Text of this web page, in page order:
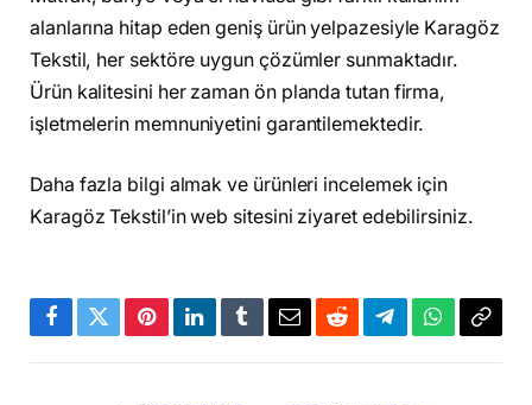
alanlarına hitap eden geniş ürün yelpazesiyle Karagöz
Tekstil, her sektöre uygun çözümler sunmaktadır.
Ürün kalitesini her zaman ön planda tutan firma,
işletmelerin memnuniyetini garantilemektedir.
Daha fazla bilgi almak ve ürünleri incelemek için
Karagöz Tekstil’in web sitesini ziyaret edebilirsiniz.
Facebook
TwitterPinterestLinkedInTumblrEmailRedditTelegramWhatsApp